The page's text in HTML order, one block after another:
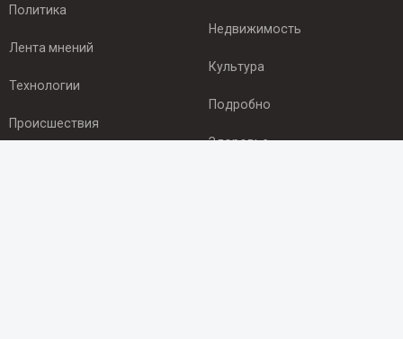
Политика
Лента мнений
Технологии
Происшествия
Недвижимость
Культура
Подробно
Здоровье